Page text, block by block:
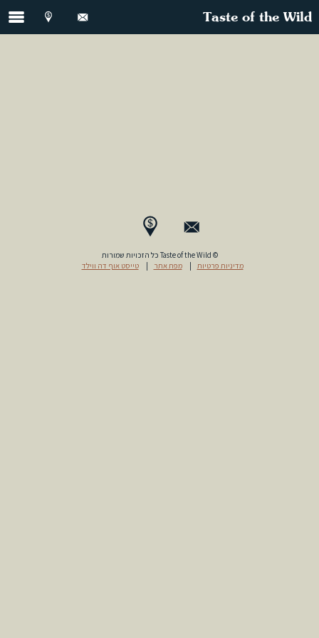
Taste of the Wild
© Taste of the Wild כל הזכויות שמורות
מדיניות פרטיות
מפת אתר טייסט אוף דה ווילד